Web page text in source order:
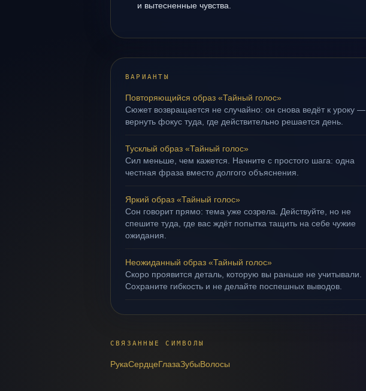
и вытесненные чувства.
ВАРИАНТЫ
Повторяющийся образ «Тайный голос»
Сюжет возвращается не случайно: он снова ведёт к уроку —
вернуть фокус туда, где действительно решается день.
Тусклый образ «Тайный голос»
Сил меньше, чем кажется. Начните с простого шага: одна
честная фраза вместо долгого объяснения.
Яркий образ «Тайный голос»
Сон говорит прямо: тема уже созрела. Действуйте, но не
спешите туда, где вас ждёт попытка тащить на себе чужие
ожидания.
Неожиданный образ «Тайный голос»
Скоро проявится деталь, которую вы раньше не учитывали.
Сохраните гибкость и не делайте поспешных выводов.
СВЯЗАННЫЕ СИМВОЛЫ
РукаСердцеГлазаЗубыВолосы